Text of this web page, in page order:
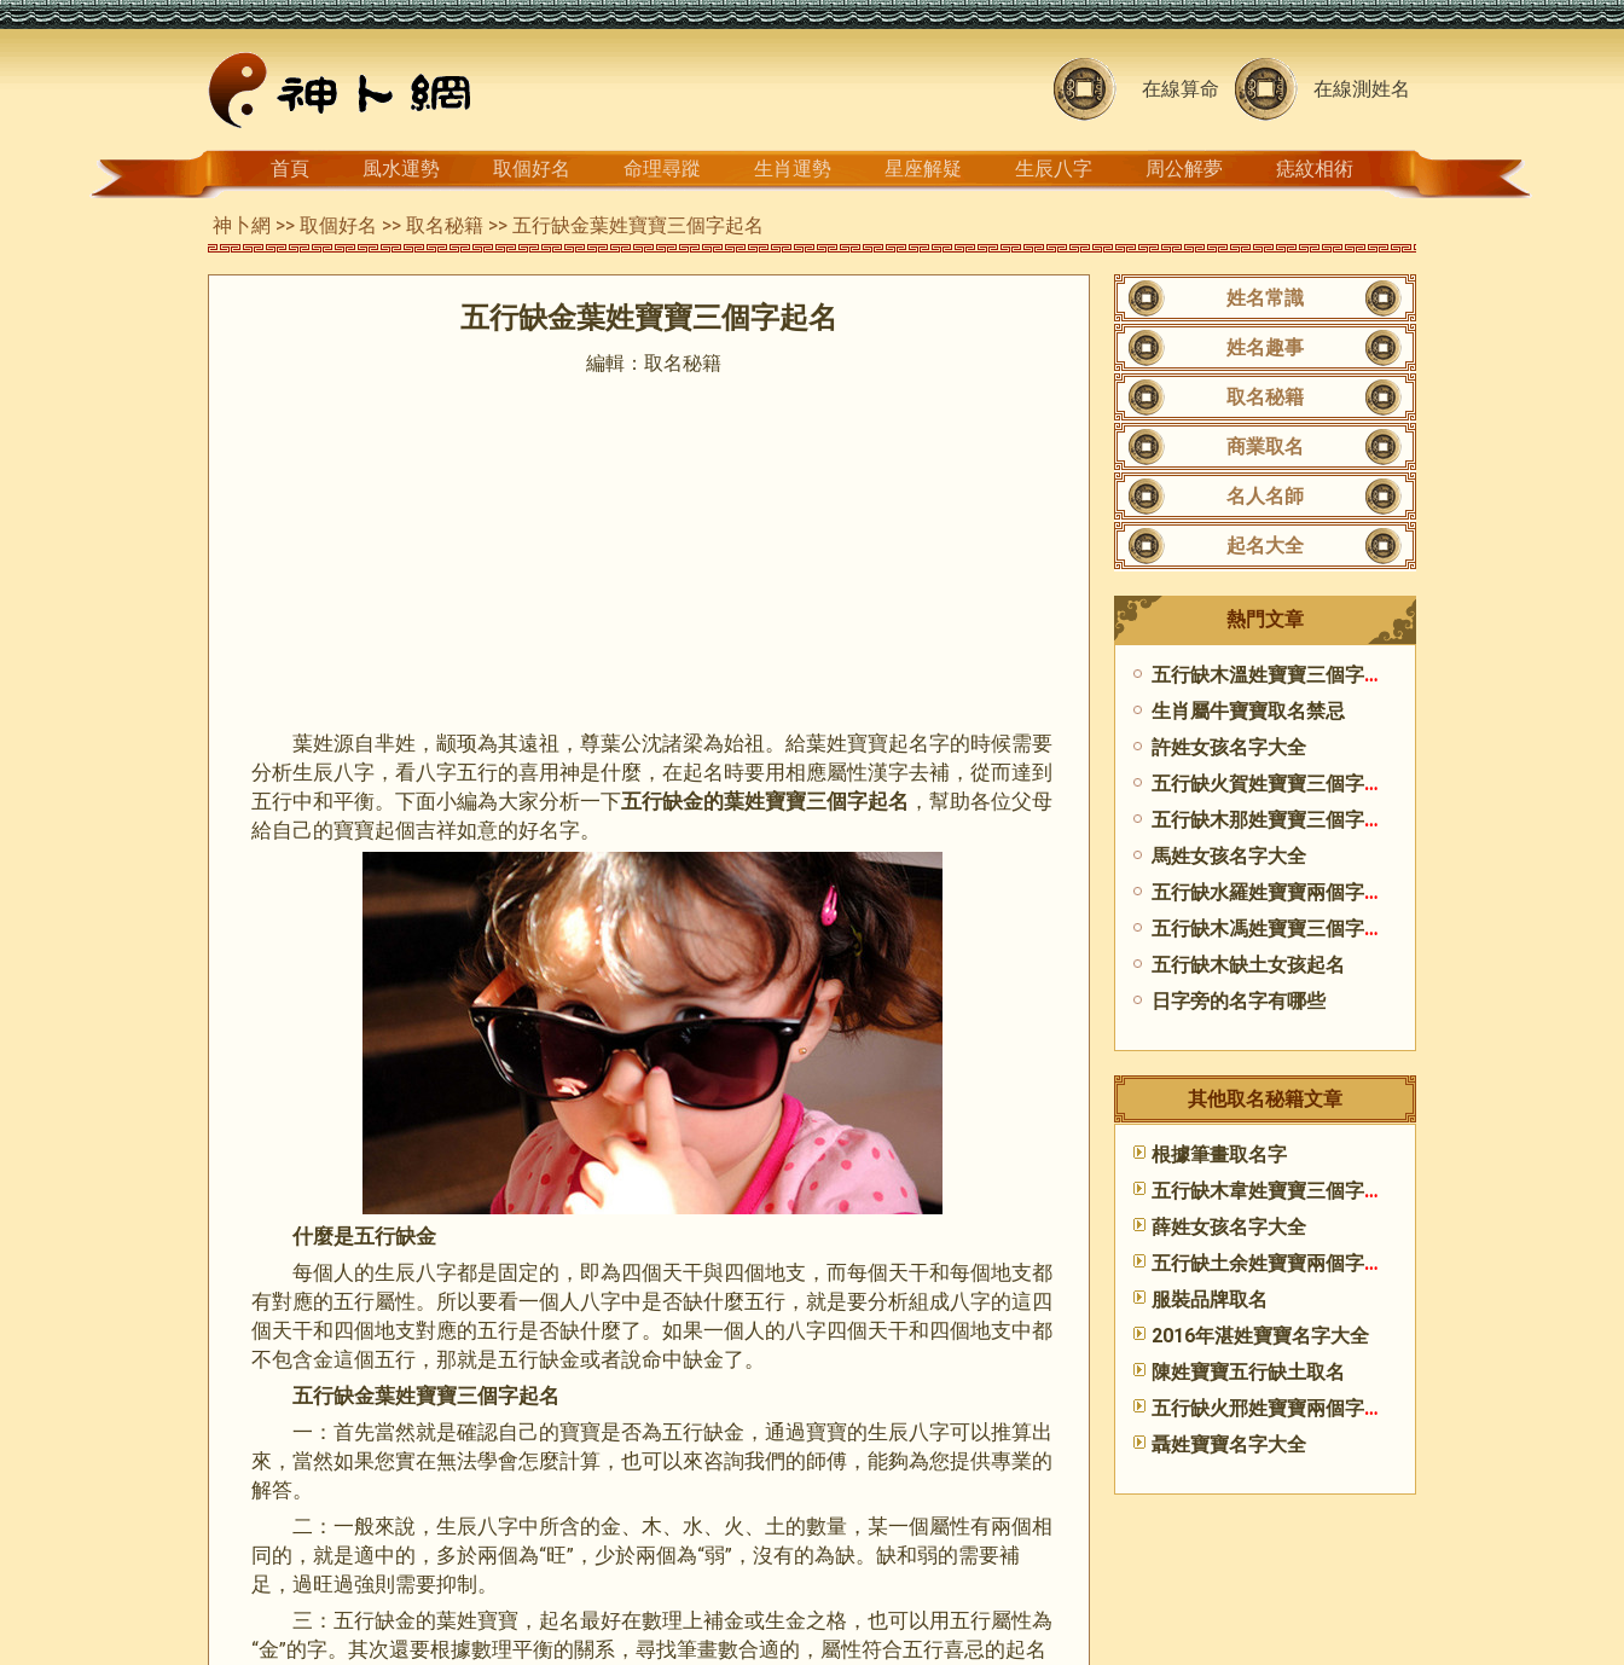
在線算命 在線測姓名
首頁 風水運勢 取個好名 命理尋蹤 生肖運勢 星座解疑 生辰八字 周公解夢 痣紋相術
神卜網 >> 取個好名 >> 取名秘籍 >> 五行缺金葉姓寶寶三個字起名
五行缺金葉姓寶寶三個字起名
編輯：取名秘籍
葉姓源自芈姓，颛顼為其遠祖，尊葉公沈諸梁為始祖。給葉姓寶寶起名字的時候需要
分析生辰八字，看八字五行的喜用神是什麼，在起名時要用相應屬性漢字去補，從而達到
五行中和平衡。下面小編為大家分析一下五行缺金的葉姓寶寶三個字起名 ，幫助各位父母
給自己的寶寶起個吉祥如意的好名字。
什麼是五行缺金
每個人的生辰八字都是固定的，即為四個天干與四個地支，而每個天干和每個地支都
有對應的五行屬性。所以要看一個人八字中是否缺什麼五行，就是要分析組成八字的這四
個天干和四個地支對應的五行是否缺什麼了。如果一個人的八字四個天干和四個地支中都
不包含金這個五行，那就是五行缺金或者說命中缺金了。
五行缺金葉姓寶寶三個字起名
一：首先當然就是確認自己的寶寶是否為五行缺金，通過寶寶的生辰八字可以推算出
來，當然如果您實在無法學會怎麼計算，也可以來咨詢我們的師傅，能夠為您提供專業的
解答。
二：一般來說，生辰八字中所含的金、木、水、火、土的數量，某一個屬性有兩個相
同的，就是適中的，多於兩個為“旺”，少於兩個為“弱”，沒有的為缺。缺和弱的需要補
足，過旺過強則需要抑制。
三：五行缺金的葉姓寶寶，起名最好在數理上補金或生金之格，也可以用五行屬性為
“金”的字。其次還要根據數理平衡的關系，尋找筆畫數合適的，屬性符合五行喜忌的起名
姓名常識
姓名趣事
取名秘籍
商業取名
名人名師
起名大全
熱門文章
五行缺木溫姓寶寶三個字起名
生肖屬牛寶寶取名禁忌
許姓女孩名字大全
五行缺火賀姓寶寶三個字起名
五行缺木那姓寶寶三個字起名
馬姓女孩名字大全
五行缺水羅姓寶寶兩個字起名
五行缺木馮姓寶寶三個字起名
五行缺木缺土女孩起名
日字旁的名字有哪些
其他取名秘籍文章
根據筆畫取名字
五行缺木韋姓寶寶三個字起名
薛姓女孩名字大全
五行缺土余姓寶寶兩個字起名
服裝品牌取名
2016年湛姓寶寶名字大全
陳姓寶寶五行缺土取名
五行缺火邢姓寶寶兩個字起名
聶姓寶寶名字大全